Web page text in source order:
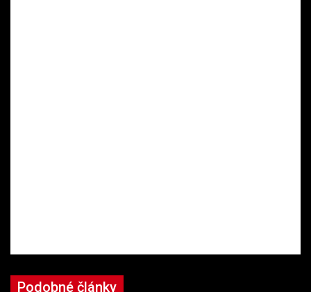
Podobné články